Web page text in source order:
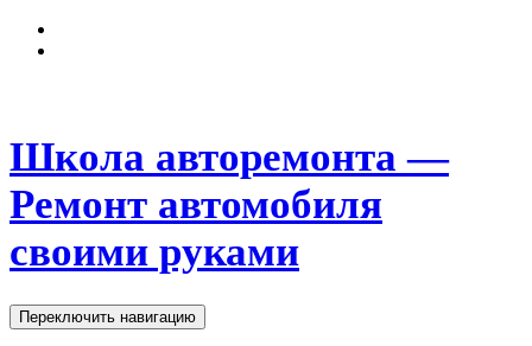
Школа авторемонта —
Ремонт автомобиля
своими руками
Переключить навигацию